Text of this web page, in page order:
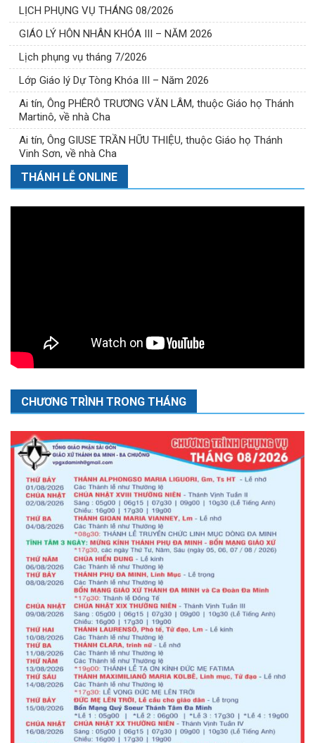
LỊCH PHỤNG VỤ THÁNG 08/2026
GIÁO LÝ HÔN NHÂN KHÓA III – NĂM 2026
Lịch phụng vụ tháng 7/2026
Lớp Giáo lý Dự Tòng Khóa III – Năm 2026
Ai tín, Ông PHÊRÔ TRƯƠNG VĂN LÂM, thuộc Giáo họ Thánh
Martinô, về nhà Cha
Ai tín, Ông GIUSE TRẦN HỮU THIỆU, thuộc Giáo họ Thánh
Vinh Sơn, về nhà Cha
THÁNH LỄ ONLINE
CHƯƠNG TRÌNH TRONG THÁNG